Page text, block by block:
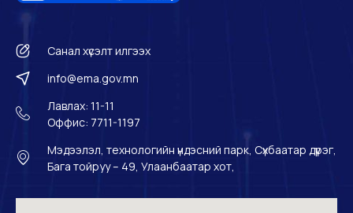
Санал хүсэлт илгээх
info@ema.gov.mn
Лавлах: 11-11
Оффис: 7711-1197
Мэдээлэл, технологийн үндэсний парк, Сүхбаатар дүүрэг,
Бага тойруу – 49, Улаанбаатар хот,